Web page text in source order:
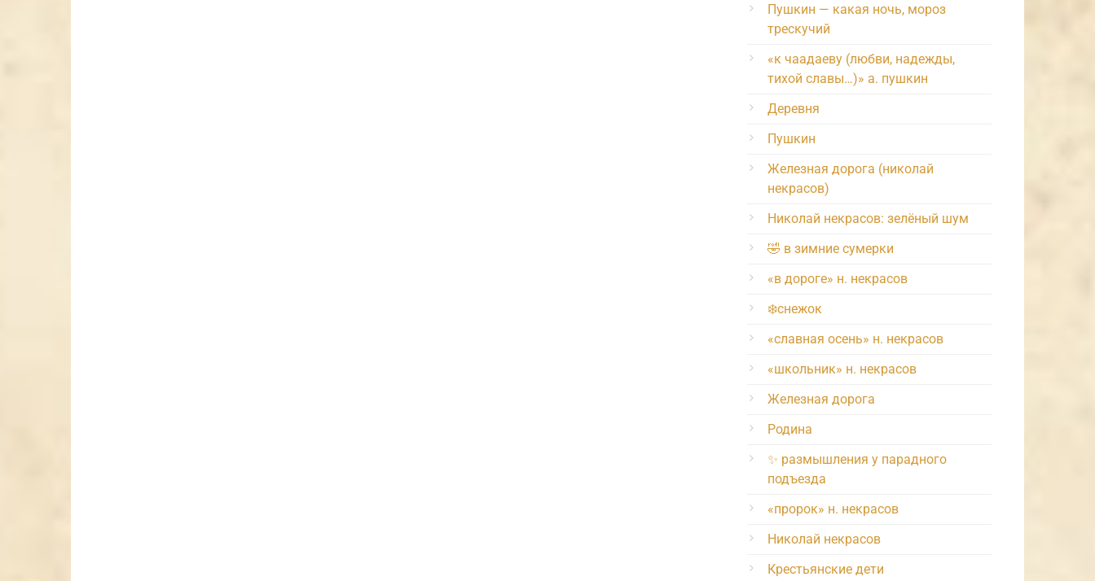
Пушкин — какая ночь, мороз
трескучий
«к чаадаеву (любви, надежды,
тихой славы…)» а. пушкин
Деревня
Пушкин
Железная дорога (николай
некрасов)
Николай некрасов: зелёный шум
🤣 в зимние сумерки
«в дороге» н. некрасов
❄️снежок
«славная осень» н. некрасов
«школьник» н. некрасов
Железная дорога
Родина
✨ размышления у парадного
подъезда
«пророк» н. некрасов
Николай некрасов
Крестьянские дети